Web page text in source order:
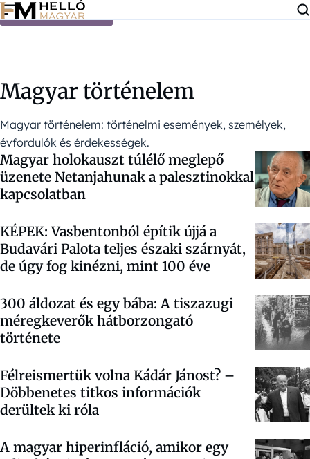
Ugrás a tartalomra
Magyar történelem
Magyar történelem: történelmi események, személyek,
évfordulók és érdekességek.
Magyar holokauszt túlélő meglepő
üzenete Netanjahunak a palesztinokkal
kapcsolatban
KÉPEK: Vasbentonból építik újjá a
Budavári Palota teljes északi szárnyát,
de úgy fog kinézni, mint 100 éve
300 áldozat és egy bába: A tiszazugi
méregkeverők hátborzongató
története
Félreismertük volna Kádár Jánost? –
Döbbenetes titkos információk
derültek ki róla
A magyar hiperinfláció, amikor egy